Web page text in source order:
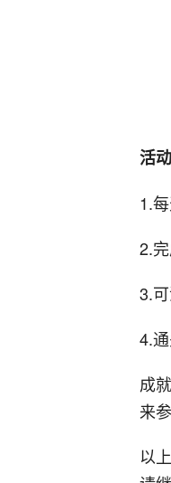
活
1.
2.
3.
4.
成
来
以